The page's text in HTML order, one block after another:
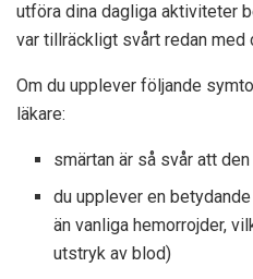
utföra dina dagliga aktiviteter
var tillräckligt svårt redan med
Om du upplever följande
läkare:
smärtan är så svår att
du upplever en
än vanliga hemorrojder,
utstryk av blod)